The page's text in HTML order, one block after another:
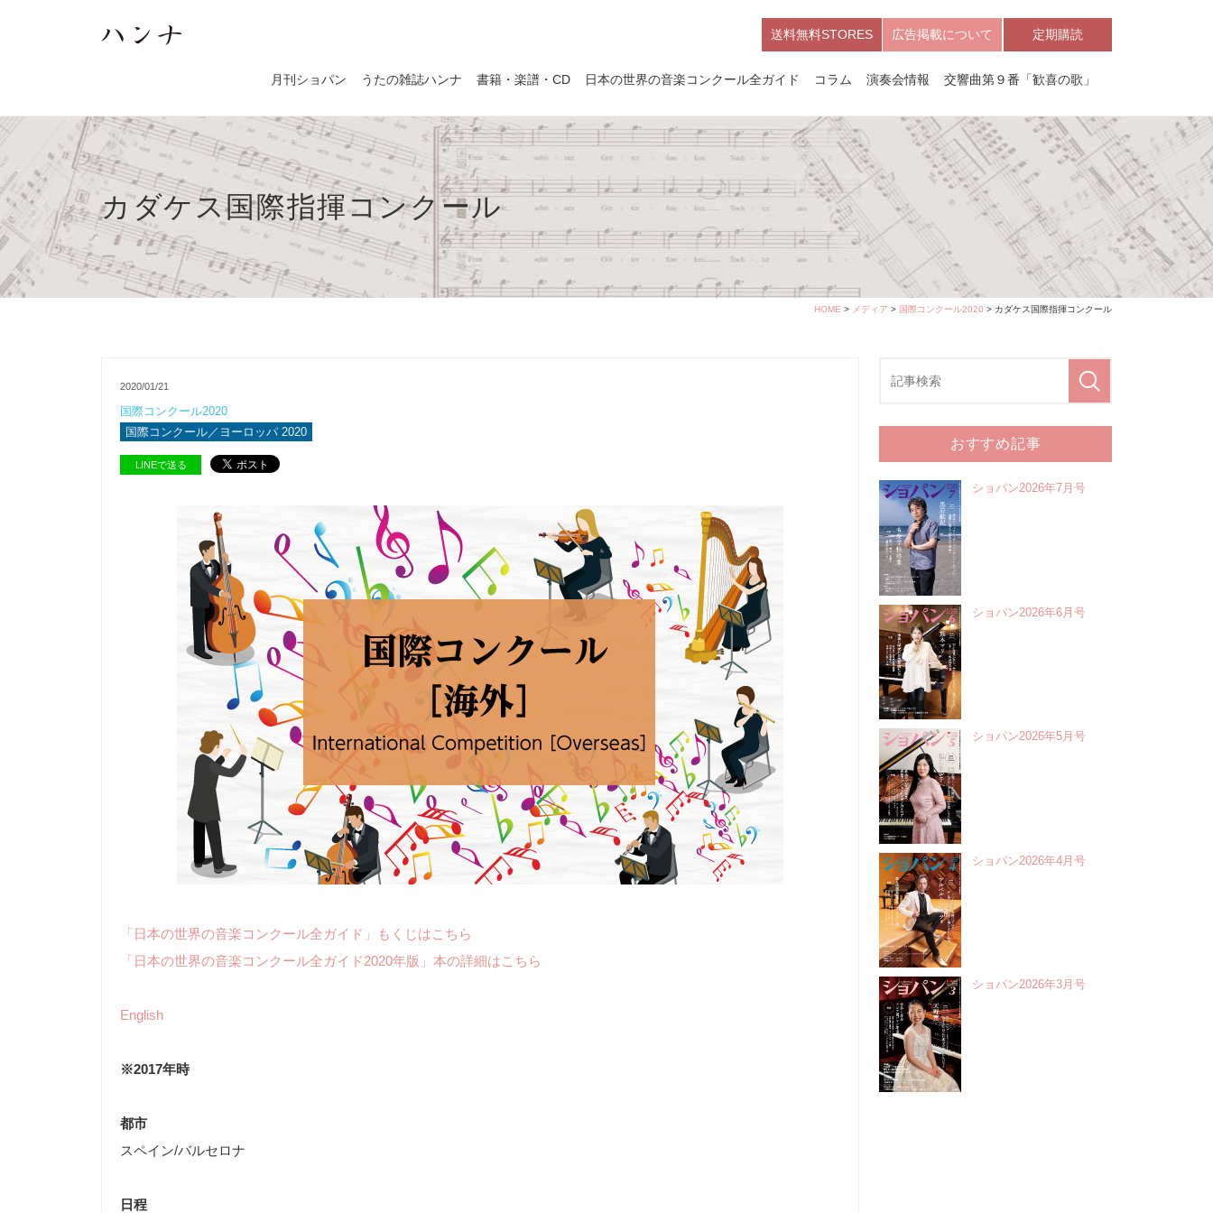
送料無料STORES 広告掲載について 定期購読
月刊ショパン うたの雑誌ハンナ 書籍・楽譜・CD 日本の世界の音楽コンクール全ガイド コラム 演奏会情報 交響曲第９番「歓喜の歌」
カダケス国際指揮コンクール
HOME > メディア > 国際コンクール2020 > カダケス国際指揮コンクール
2020/01/21
国際コンクール2020
国際コンクール／ヨーロッパ 2020
LINEで送る
「日本の世界の音楽コンクール全ガイド」もくじはこちら
「日本の世界の音楽コンクール全ガイド2020年版」本の詳細はこちら
English
※2017年時
都市
スペイン/バルセロナ
日程
おすすめ記事
ショパン2026年7月号
ショパン2026年6月号
ショパン2026年5月号
ショパン2026年4月号
ショパン2026年3月号